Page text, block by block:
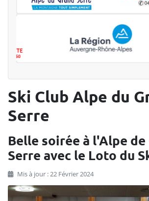
Ski Club Alpe du Grand
Serre
Belle soirée à l'Alpe de Grand
Serre avec le Loto du
Mis à jour : 22 Février 2024